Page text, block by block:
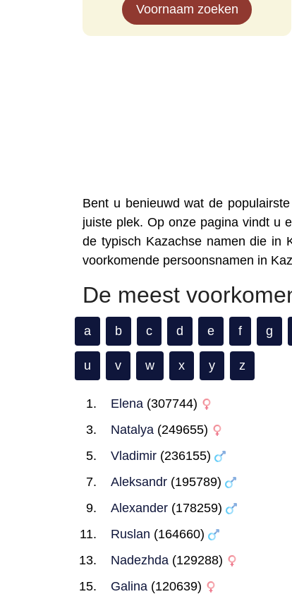
Voornaam zoeken
Bent u benieuwd wat de
juiste plek. Op onze pagina vindt u
de typisch Kazachse namen die in
voorkomende persoonsnamen in
De meest
a b c d e f g
u v w x y z
Elena (307744)
Natalya (249655)
Vladimir (236155)
Aleksandr (195789)
Alexander (178259)
Ruslan (164660)
Nadezhda (129288)
Galina (120639)